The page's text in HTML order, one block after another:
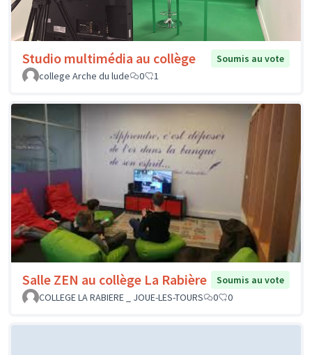
Studio multimédia au collège
Soumis au vote
college Arche du lude
0 1
Salle ZEN au collège La Rabière
Soumis au vote
COLLEGE LA RABIERE _ JOUE-LES-TOURS
0 0